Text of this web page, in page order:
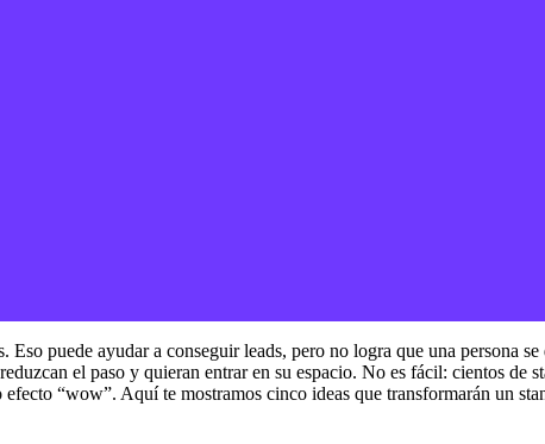
puede ayudar a conseguir leads, pero no logra que una persona
el paso y quieran entrar en su espacio. No es fácil: cientos de
“wow”. Aquí te mostramos cinco ideas que transformarán un